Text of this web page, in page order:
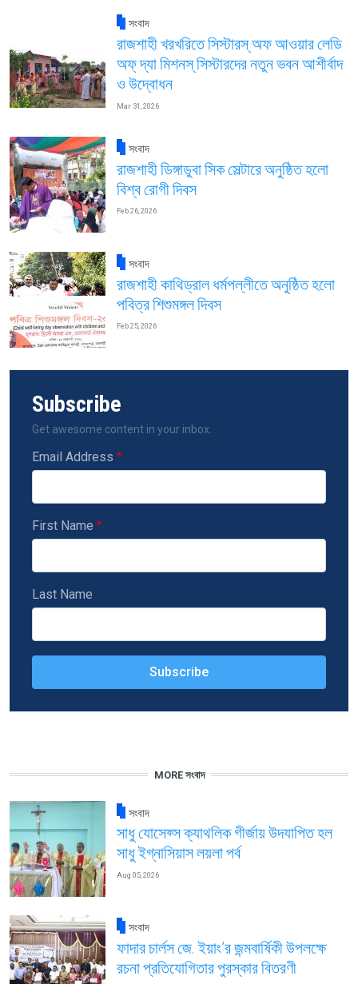
সংবাদ
রাজশাহী খরখরিতে সিস্টারস্ অফ আওয়ার লেডি
অফ্ দ্যা মিশনস্ সিস্টারদের নতুন ভবন আশীর্বাদ
ও উদ্বোধন
Mar 31, 2026
সংবাদ
রাজশাহী ডিঙ্গাডুবা সিক সেল্টারে অনুষ্ঠিত হলো
বিশ্ব রোগী দিবস
Feb 26, 2026
সংবাদ
রাজশাহী কাথিড্রাল ধর্মপল্লীতে অনুষ্ঠিত হলো
পবিত্র শিশুমঙ্গল দিবস
Feb 25, 2026
Subscribe
Get awesome content in your inbox.
Email Address
First Name
Last Name
MORE সংবাদ
সংবাদ
সাধু যোসেফ্স ক্যাথলিক গীর্জায় উদযাপিত হল
সাধু ইগ্নাসিয়াস লয়লা পর্ব
Aug 05, 2026
সংবাদ
ফাদার চার্লস জে. ইয়াং’র জন্মবার্ষিকী উপলক্ষে
রচনা প্রতিযোগিতার পুরস্কার বিতরণী